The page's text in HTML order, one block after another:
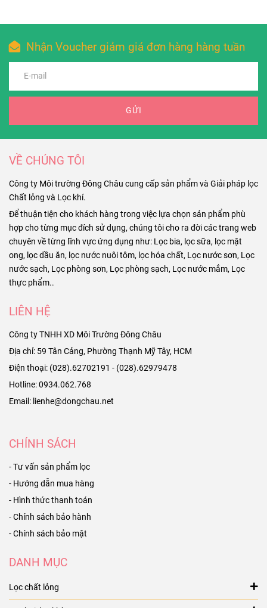
Nhận Voucher giảm giá đơn hàng hàng tuần
GỬI
VỀ CHÚNG TÔI
Công ty Môi trường Đông Châu cung cấp sản phẩm và Giải pháp lọc
Chất lỏng và Lọc khí.
Để thuận tiện cho khách hàng trong việc lựa chọn sản phẩm phù
hợp cho từng mục đích sử dụng, chúng tôi cho ra đời các trang web
chuyên về từng lĩnh vực ứng dụng như: Lọc bia, lọc sữa, lọc mật
ong, lọc dầu ăn, lọc nước nuôi tôm, lọc hóa chất, Lọc nước sơn, Lọc
nước sạch, Lọc phòng sơn, Lọc phòng sạch, Lọc nước mắm, Lọc
thực phẩm..
LIÊN HỆ
Công ty TNHH XD Môi Trường Đông Châu
Địa chỉ: 59 Tân Cảng, Phường Thạnh Mỹ Tây, HCM
Điện thoại: (028).62702191 - (028).62979478
Hotline: 0934.062.768
Email: lienhe@dongchau.net
CHÍNH SÁCH
- Tư vấn sản phẩm lọc
- Hướng dẫn mua hàng
- Hình thức thanh toán
- Chính sách bảo hành
- Chính sách bảo mật
DANH MỤC
Lọc chất lỏng